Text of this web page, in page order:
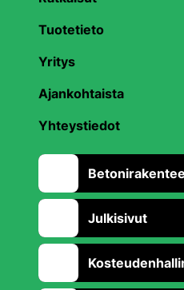
Tuotetieto
Yritys
Ajankohtaista
Yhteystiedot
Julkisivut